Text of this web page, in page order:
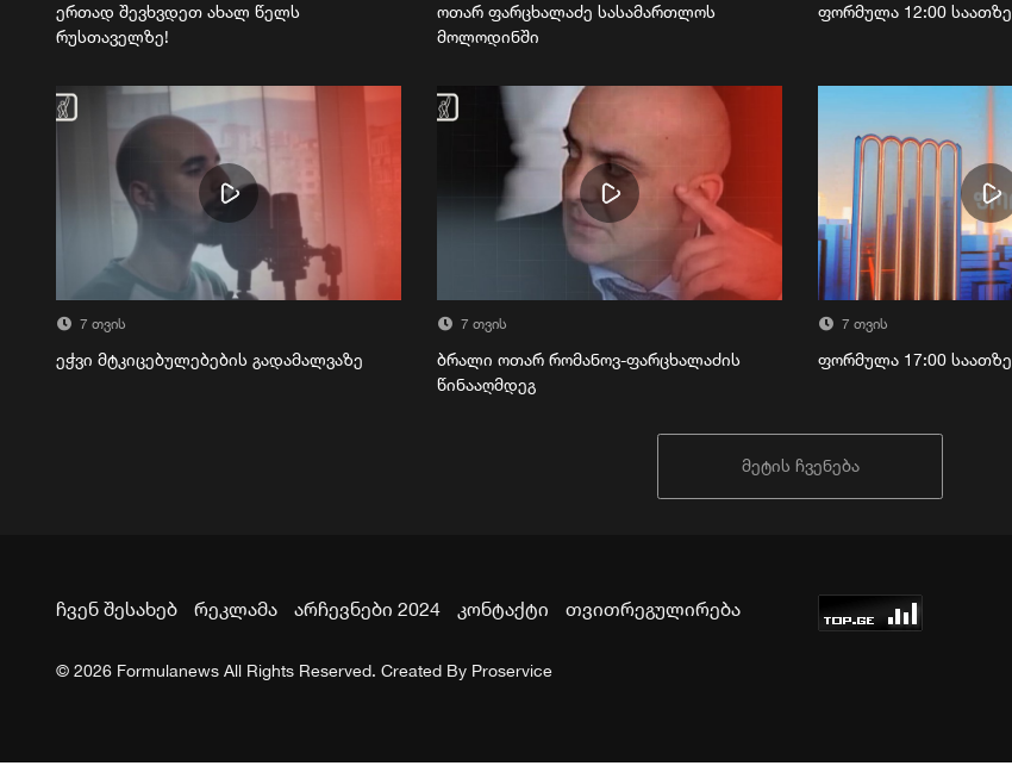
ერთად შევხვდეთ ახალ წელს
რუსთაველზე!
ოთარ ფარცხალაძე სასამართლოს
მოლოდინში
ფორმულა 12:00 საათზე
7 თვის
ეჭვი მტკიცებულებების გადამალვაზე
7 თვის
ბრალი ოთარ რომანოვ-ფარცხალაძის
წინააღმდეგ
7 თვის
ფორმულა 17:00 საათზე
მეტის ჩვენება
ჩვენ შესახებ რეკლამა არჩევნები 2024 კონტაქტი თვითრეგულირება
© 2026 Formulanews All Rights Reserved. Created By Proservice